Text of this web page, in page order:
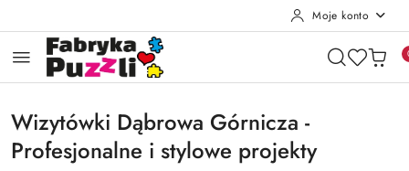
Moje konto
Wizytówki Dąbrowa Górnicza -
Profesjonalne i stylowe projekty